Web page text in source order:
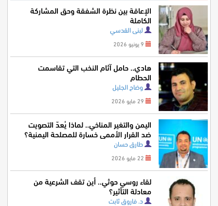
الإعاقة بين نظرة الشفقة وحق المشاركة
الكاملة
لبنى القدسي
هادي.. حامل آثام النخب التي تقاسمت
الحطام
وضاح الجليل
اليمن والتغير المناخي.. لماذا يُعدّ التصويت
ضد القرار الأممي خسارة للمصلحة اليمنية؟
طارق حسان
لقاء روسي حوثي.. أين تقف الشرعية من
معادلة التأثير؟
د. فاروق ثابت